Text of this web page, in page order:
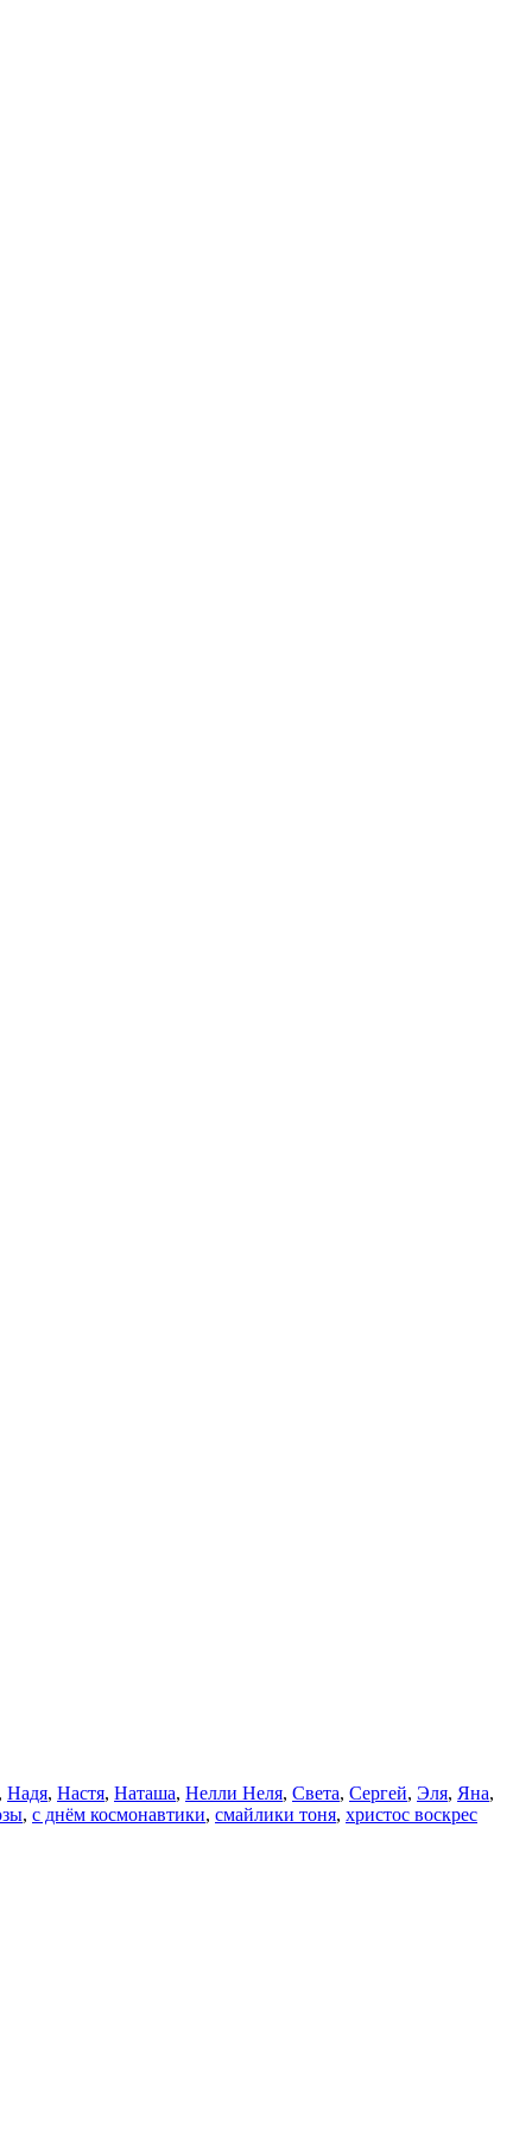
, Надя, Настя, Наташа, Нелли Неля, Света, Сергей, Эля, Яна,
, с днём космонавтики, смайлики тоня, христос воскрес